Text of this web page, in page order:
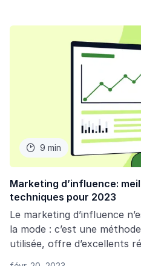
 9 min
Marketing d’influence:
techniques pour 2023
Le marketing d’influence
la mode : c’est une
utilisée, offre d’excellents